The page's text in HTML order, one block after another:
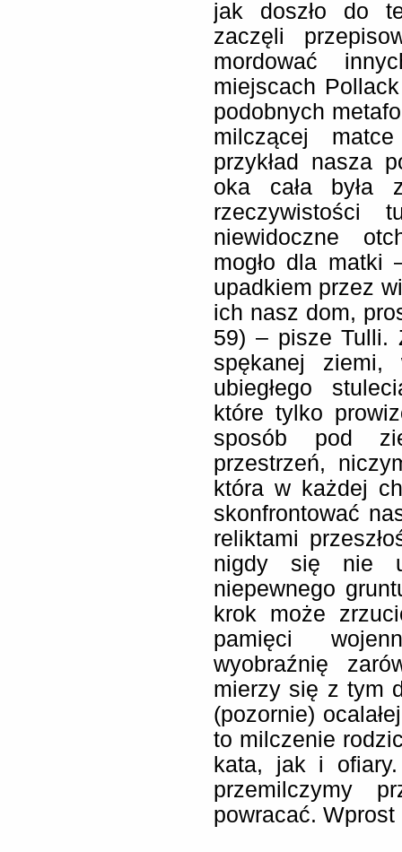
jak doszło do
zaczęli
mordować
miejscach
podobnych
milczącej
przykład nasza
oka cała była
niewidoczne
mogło dla
upadkiem przez
ich nasz dom,
59) – pisze Tulli.
spękanej ziemi,
ubiegłego
które tylko
sposób pod
przestrzeń,
która w każdej
skonfrontować
reliktami
nigdy się nie
niepewnego
krok może
pamięci
wyobraźnię
mierzy się z tym
(pozornie)
to milczenie
kata, jak i
przemilczymy
powracać.